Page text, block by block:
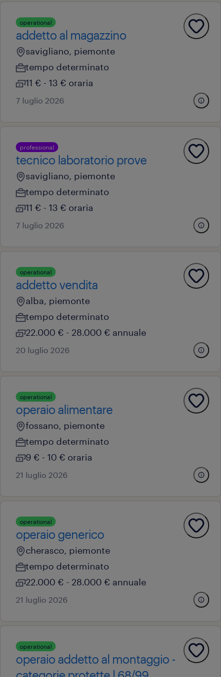
operational
addetto al magazzino
savigliano, piemonte
tempo determinato
11 € - 13 € oraria
7 luglio 2026
professional
tecnico laboratorio prove
savigliano, piemonte
tempo determinato
11 € - 13 € oraria
7 luglio 2026
operational
addetto vendita
alba, piemonte
tempo determinato
22.000 € - 28.000 € annuale
20 luglio 2026
operational
operaio alimentare
fossano, piemonte
tempo determinato
9 € - 10 € oraria
21 luglio 2026
operational
operaio generico
cherasco, piemonte
tempo determinato
22.000 € - 28.000 € annuale
21 luglio 2026
operational
operaio addetto al montaggio -